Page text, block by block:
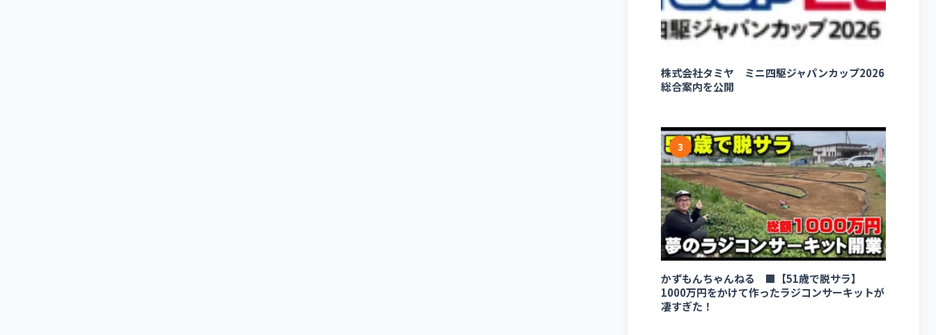
株式会社タミヤ ミニ四駆ジャパンカップ2026
総合案内を公開
3
かずもんちゃんねる ■【51歳で脱サラ】
1000万円をかけて作ったラジコンサーキットが
凄すぎた！